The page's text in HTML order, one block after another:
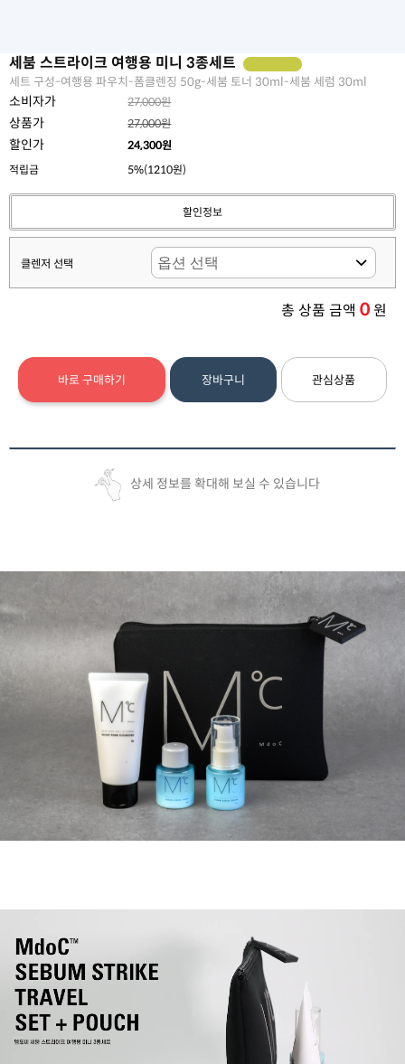
세붐 스트라이크 여행용 미니 3종세트
세트 구성-여행용 파우치-폼클렌징 50g-세붐 토너 30ml-세붐 세럼 30ml
소비자가 27,000원
상품가 27,000원
할인가 24,300원
적립금
5%(1210원)
할인정보
클렌저 선택
총 상품 금액 0원
바로 구매하기 장바구니 관심상품
상세 정보를 확대해 보실 수 있습니다